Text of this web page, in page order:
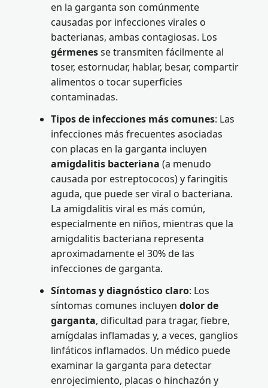
en la garganta son comúnmente
causadas por infecciones virales o
bacterianas, ambas contagiosas. Los
gérmenesse transmiten fácilmente al
toser, estornudar, hablar, besar, compartir
alimentos o tocar superficies
contaminadas.
Tipos de infecciones más comunes: Las
infecciones más frecuentes asociadas
con placas en la garganta incluyen
amigdalitis bacteriana (a menudo
causada por estreptococos) y faringitis
aguda, que puede ser viral o bacteriana.
La amigdalitis viral es más común,
especialmente en niños, mientras que la
amigdalitis bacteriana representa
aproximadamente el 30% de las
infecciones de garganta.
Síntomas y diagnóstico claro: Los
síntomas comunes incluyen dolor de
garganta, dificultad para tragar, fiebre,
amígdalas inflamadas y, a veces, ganglios
linfáticos inflamados. Un médico puede
examinar la garganta para detectar
enrojecimiento, placas o hinchazón y